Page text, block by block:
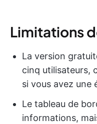
Limitations
La version
cinq utilisateurs,
si vous avez une
Le tableau de
informations,